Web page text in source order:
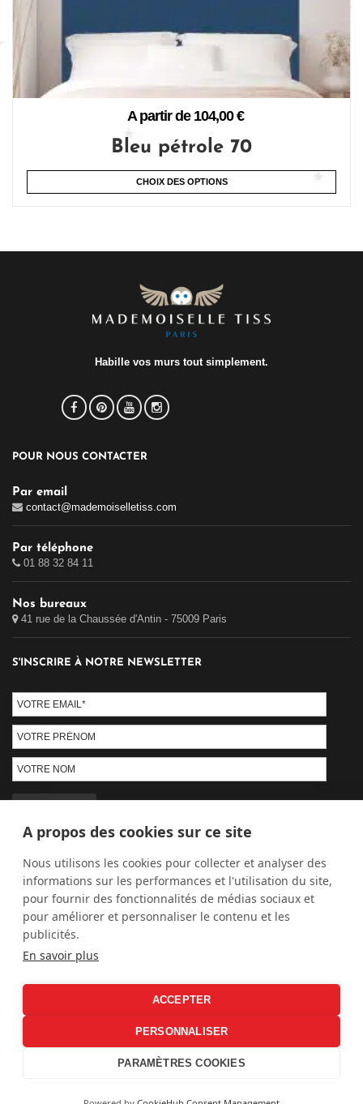
A partir de 104,00€
Bleu pétrole 70
CHOIX DES OPTIONS
Habille vos murs tout simplement.
POUR NOUS CONTACTER
Par email
contact@mademoiselletiss.com
Par téléphone
01 88 32 84 11
Nos bureaux
41 rue de la Chaussée d'Antin - 75009 Paris
S'INSCRIRE À NOTRE NEWSLETTER
A propos des cookies sur ce site
Nous utilisons les cookies pour collecter et analyser des
informations sur les performances et l'utilisation du site,
pour fournir des fonctionnalités de médias sociaux et
pour améliorer et personnaliser le contenu et les
publicités.
En savoir plus
ACCEPTER
PERSONNALISER
PARAMÈTRES COOKIES